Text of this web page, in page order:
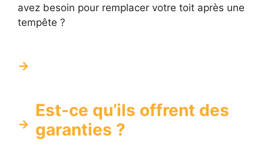
avez besoin pour remplacer votre toit après une
tempête ?
Est-ce qu’ils offrent des
garanties ?